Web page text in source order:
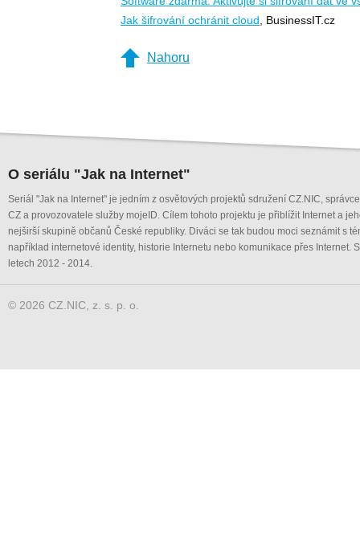
Jak šifrování ochránit cloud , BusinessIT.cz
Nahoru
O seriálu "Jak na Internet"
Seriál "Jak na Internet" je jedním z osvětových projektů sdružení CZ.NIC,
CZ a provozovatele služby mojeID. Cílem tohoto projektu je přiblížit Internet a
nejširší skupině občanů České republiky. Diváci se tak budou moci seznámit s
například internetové identity, historie Internetu nebo komunikace přes Internet.
letech 2012 - 2014.
© 2026 CZ.NIC, z. s. p. o.